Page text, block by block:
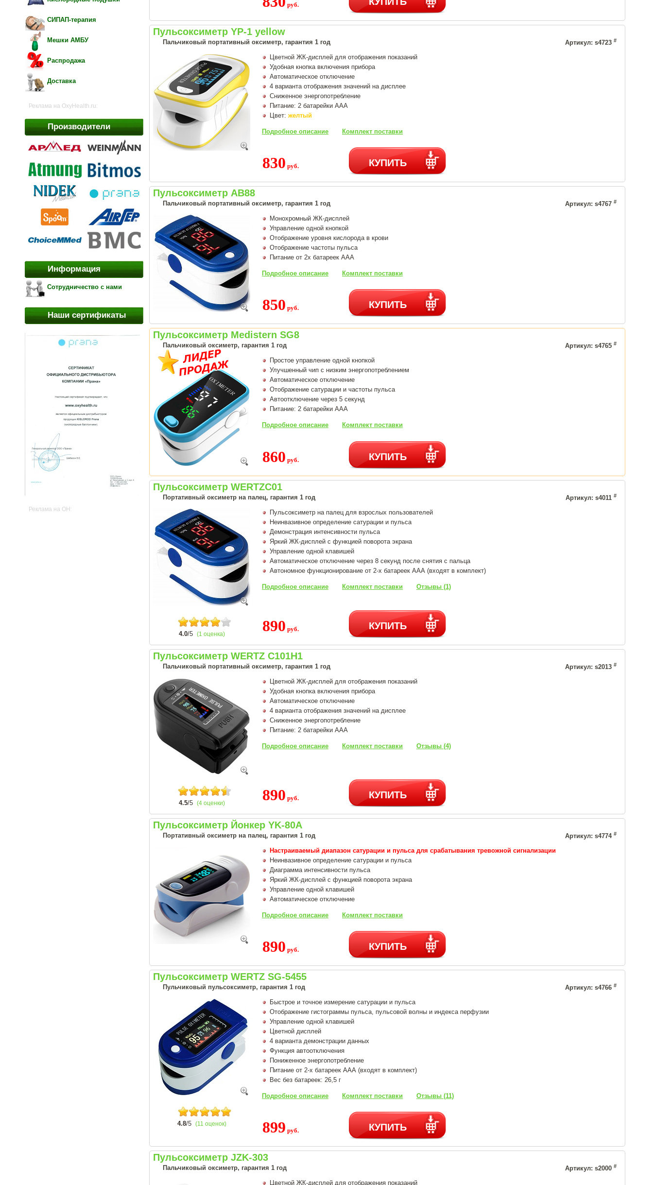
СИПАП-терапия
Мешки АМБУ
Распродажа
Доставка
Реклама на OxyHealth.ru:
Производители
Информация
Сотрудничество с нами
Наши сертификаты
Реклама на OH:
руб.
Пульсоксиметр YP-1 yellow
Пальчиковый портативный оксиметр, гарантия 1 год Артикул: s4723 #
Цветной ЖК-дисплей для отображения показаний
Удобная кнопка включения прибора
Автоматическое отключение
4 варианта отображения значений на дисплее
Сниженное энергопотребление
Питание: 2 батарейки AAA
Цвет: желтый
Подробное описание Комплект поставки
830 руб. КУПИТЬ
Пульсоксиметр AB88
Пальчиковый портативный оксиметр, гарантия 1 год Артикул: s4767 #
Монохромный ЖК-дисплей
Управление одной кнопкой
Отображение уровня кислорода в крови
Отображение частоты пульса
Питание от 2х батареек AAA
Подробное описание Комплект поставки
850 руб. КУПИТЬ
Пульсоксиметр Medistern SG8
Пальчиковый оксиметр, гарантия 1 год Артикул: s4765 #
Простое управление одной кнопкой
Улучшенный чип с низким энергопотреблением
Автоматическое отключение
Отображение сатурации и частоты пульса
Автоотключение через 5 секунд
Питание: 2 батарейки AAA
Подробное описание Комплект поставки
860 руб. КУПИТЬ
Пульсоксиметр WERTZC01
Портативный оксиметр на палец, гарантия 1 год Артикул: s4011 #
4.0/5 (1 оценка)
Пульсоксиметр на палец для взрослых пользователей
Неинвазивное определение сатурации и пульса
Демонстрация интенсивности пульса
Яркий ЖК-дисплей с функцией поворота экрана
Управление одной клавишей
Автоматическое отключение через 8 секунд после снятия с пальца
Автономное функционирование от 2-х батареек ААА (входят в комплект)
Подробное описание Комплект поставки Отзывы (1)
890 руб. КУПИТЬ
Пульсоксиметр WERTZ C101H1
Пальчиковый портативный оксиметр, гарантия 1 год Артикул: s2013 #
4.5/5 (4 оценки)
Цветной ЖК-дисплей для отображения показаний
Удобная кнопка включения прибора
Автоматическое отключение
4 варианта отображения значений на дисплее
Сниженное энергопотребление
Питание: 2 батарейки AAA
Подробное описание Комплект поставки Отзывы (4)
890 руб. КУПИТЬ
Пульсоксиметр Йонкер YK-80A
Портативный оксиметр на палец, гарантия 1 год Артикул: s4774 #
Настраиваемый диапазон сатурации и пульса для срабатывания тревожной сигнализации
Неинвазивное определение сатурации и пульса
Диаграмма интенсивности пульса
Яркий ЖК-дисплей с функцией поворота экрана
Управление одной клавишей
Автоматическое отключение
Подробное описание Комплект поставки
890 руб. КУПИТЬ
Пульсоксиметр WERTZ SG-5455
Пульчиковый пульсоксиметр, гарантия 1 год Артикул: s4766 #
4.8/5 (11 оценок)
Быстрое и точное измерение сатурации и пульса
Отображение гистограммы пульса, пульсовой волны и индекса перфузии
Управление одной клавишей
Цветной дисплей
4 варианта демонстрации данных
Функция автоотключения
Пониженное энергопотребление
Питание от 2-х батареек ААА (входят в комплект)
Вес без батареек: 26,5 г
Подробное описание Комплект поставки Отзывы (11)
899 руб. КУПИТЬ
Пульсоксиметр JZK-303
Пальчиковый оксиметр, гарантия 1 год Артикул: s2000 #
Цветной ЖК-дисплей для отображения показаний